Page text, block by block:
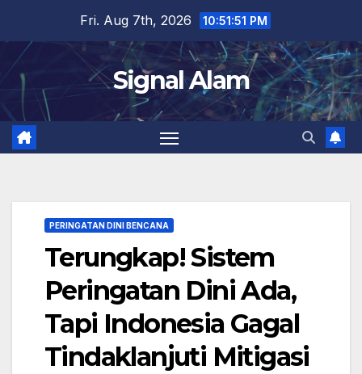
content
Fri. Aug 7th, 2026 10:51:52 PM
Signal Alam
PERINGATAN DINI BENCANA
Terungkap! Sistem
Peringatan Dini Ada,
Tapi Indonesia Gagal
Tindaklanjuti Mitigasi